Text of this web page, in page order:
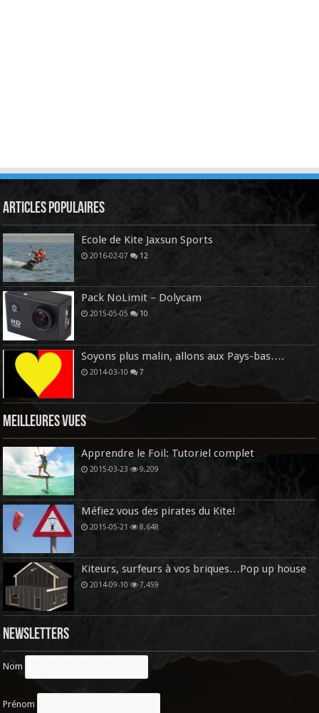
Articles Populaires
Ecole de Kite Jaxsun Sports
2016-02-07 12
Pack NoLimit – Dolycam
2015-05-05 10
Soyons plus malin, allons aux Pays-bas….
2014-03-10 7
Meilleures vues
Apprendre le Foil: Tutoriel complet
2015-03-23 9,209
Méfiez vous des pirates du Kite!
2015-05-21 8,648
Kiteurs, surfeurs à vos briques…Pop up house
2014-09-10 7,459
Newsletters
Nom
Prénom